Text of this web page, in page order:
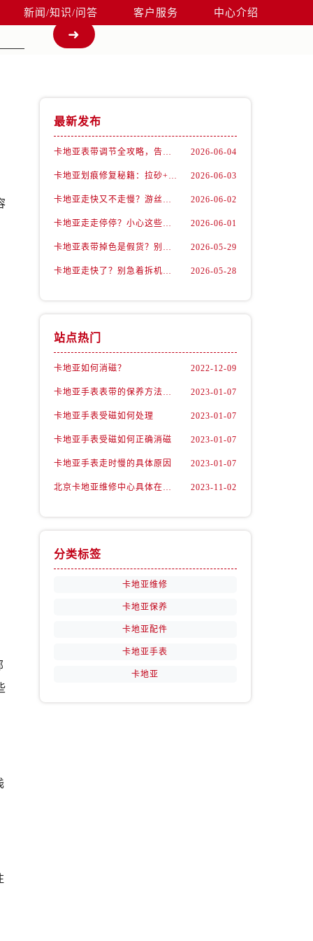
新闻/知识/问答 客户服务 中心介绍
最新发布
卡地亚表带调节全攻略，告别过短烦恼 2026-06-04
卡地亚划痕修复秘籍：拉砂+抛光双工艺还原如新 2026-06-03
卡地亚走快又不走慢？游丝问题你了解多少？ 2026-06-02
卡地亚走走停停？小心这些隐藏杀手 2026-06-01
卡地亚表带掉色是假货？别急，可能是这些日常习惯惹的祸 2026-05-29
卡地亚走快了？别急着拆机，先做这一步 2026-05-28
站点热门
卡地亚如何消磁？ 2022-12-09
卡地亚手表表带的保养方法有哪些？ 2023-01-07
卡地亚手表受磁如何处理 2023-01-07
卡地亚手表受磁如何正确消磁 2023-01-07
卡地亚手表走时慢的具体原因 2023-01-07
北京卡地亚维修中心具体在哪里？ 2023-11-02
分类标签
卡地亚维修
卡地亚保养
卡地亚配件
卡地亚手表
卡地亚